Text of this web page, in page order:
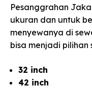
Pesanggrahan
ukuran dan untuk
menyewanya di
bisa menjadi pilihan
32 inch
42 inch